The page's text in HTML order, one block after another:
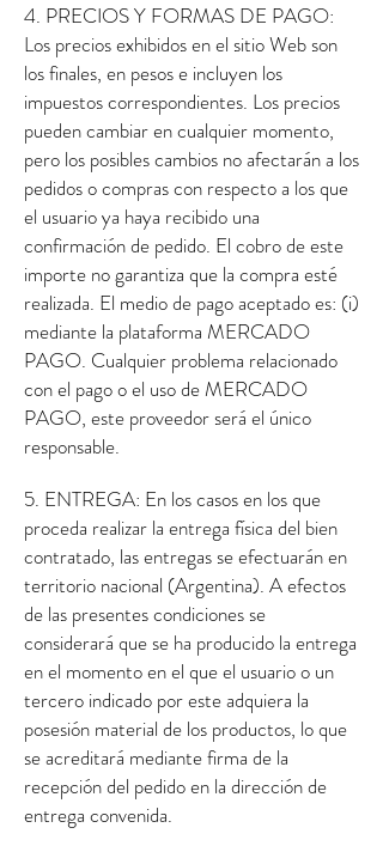
4. PRECIOS Y FORMAS DE PAGO:
Los precios exhibidos en el sitio Web son
los finales, en pesos e incluyen los
impuestos correspondientes. Los precios
pueden cambiar en cualquier momento,
pero los posibles cambios no afectarán a los
pedidos o compras con respecto a los que
el usuario ya haya recibido una
confirmación de pedido. El cobro de este
importe no garantiza que la compra esté
realizada. El medio de pago aceptado es: (i)
mediante la plataforma MERCADO
PAGO. Cualquier problema relacionado
con el pago o el uso de MERCADO
PAGO, este proveedor será el único
responsable.
5. ENTREGA: En los casos en los que
proceda realizar la entrega física del bien
contratado, las entregas se efectuarán en
territorio nacional (Argentina). A efectos
de las presentes condiciones se
considerará que se ha producido la entrega
en el momento en el que el usuario o un
tercero indicado por este adquiera la
posesión material de los productos, lo que
se acreditará mediante firma de la
recepción del pedido en la dirección de
entrega convenida.